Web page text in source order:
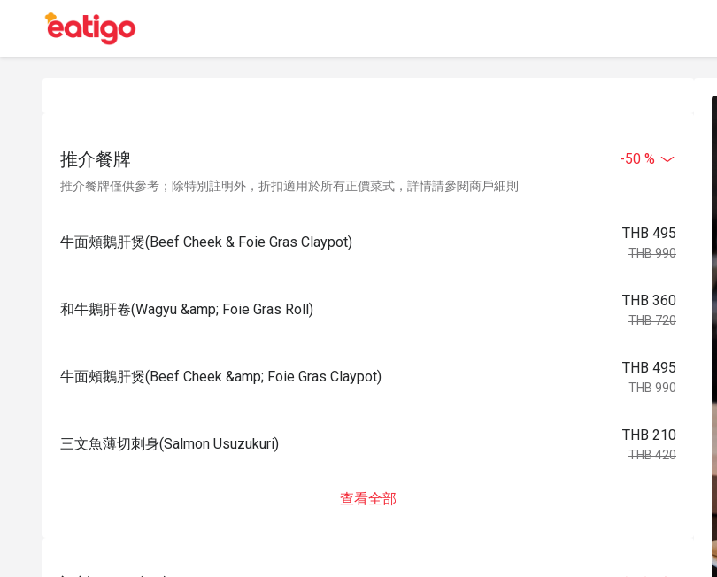
推介餐牌 -50 %
推介餐牌僅供參考；除特別註明外，折扣適用於所有正價菜式，詳情請參閱商戶細則
牛面頰鵝肝煲(Beef Cheek & Foie Gras Claypot)
THB 495
THB 990
和牛鵝肝卷(Wagyu &amp; Foie Gras Roll)
THB 360
THB 720
牛面頰鵝肝煲(Beef Cheek &amp; Foie Gras Claypot)
THB 495
THB 990
三文魚薄切刺身(Salmon Usuzukuri)
THB 210
THB 420
查看全部